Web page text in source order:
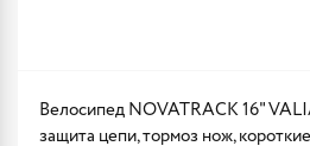
Велосипед NOVATRACK 16"
защита цепи, тормоз нож,